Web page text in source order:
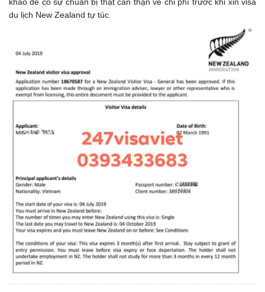
du lịch New Zealand tự túc.